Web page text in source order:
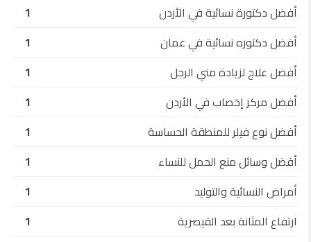
أفضل دكتورة نسائية في الأردن
1
أفضل دكتوره نسائية في عمان
1
أفضل علاج لزيادة مني الرجل
1
أفضل مركز إخصاب في الأردن
1
أفضل نوع فيلر للمنطقة الحساسة
1
أفضل وسائل منع الحمل للنساء
1
أمراض النسائية والتوليد
1
ارتفاع المثانة بعد القيصرية
1